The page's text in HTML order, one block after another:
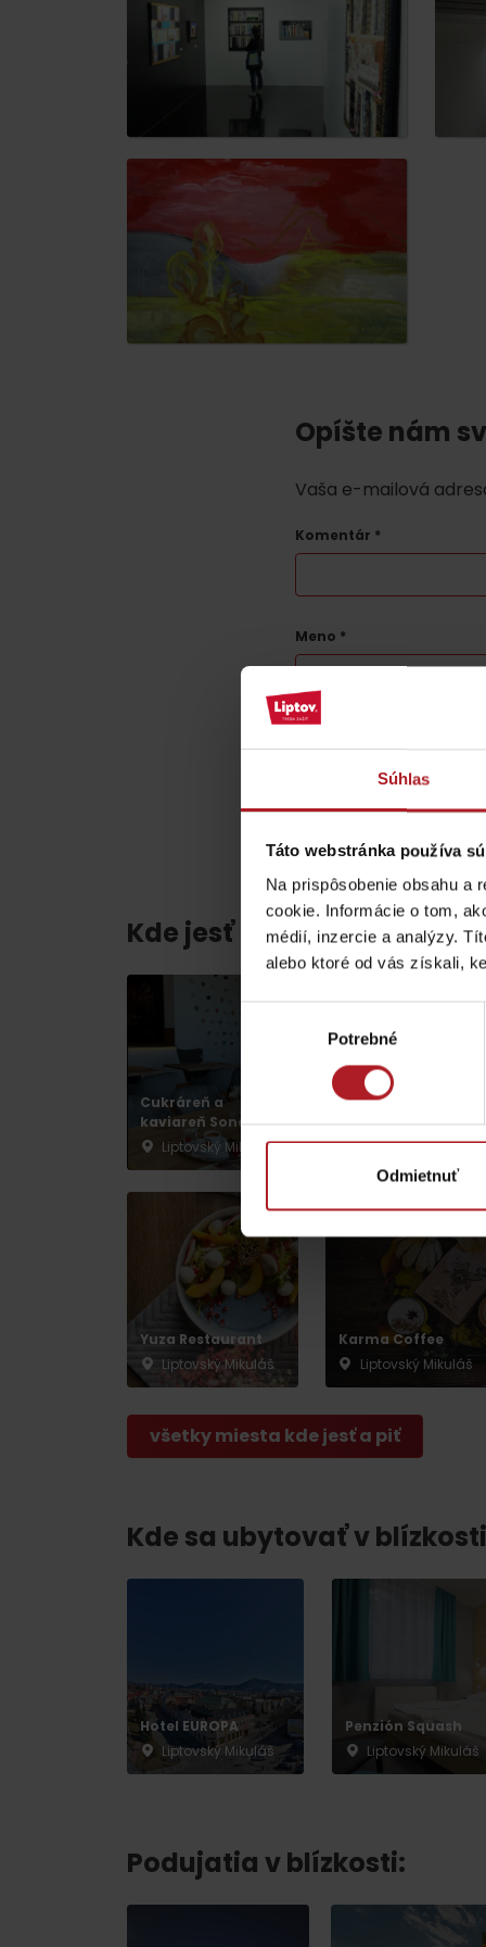
Súhlas
Táto webstránka používa
Na prispôsobenie obsahu a
cookie. Informácie o tom,
médií, inzercie a analýzy.
alebo ktoré od vás získali,
Potrebné
Odmietnuť
Liptov Region Card!
VŠETKY ČLÁNKY
KAMERY
Múzeum liptovskej
Potrebuješ požičať lyže alebo bicykel?
Požičovne
Servisy
Nemáš auto a potrebuješ zviesť?
Vlaková
Letecká
podľa veku detí
ZOZNAM ATRAKCII PRE DETI
ZOZNAM PRODUKTOV LIPTOVA
Chaty a útulne
VIAC O NEPOZNANÝCH MIESTACH
Opíšte nám
Vaša e-mailová
Komentár *
Meno *
Táto stránka je chránená
Kde jesť a piť v blízkosti:
Cukráreň a
kaviareň Sonata
Liptovský Mikuláš
Ligero Gurman
Point Cigar Lounge
Liptovský Mikuláš
Yuza Restaurant
Liptovský Mikuláš
Karma Coffee
Liptovský Mikuláš
všetky miesta kde jesť a piť
Kde sa ubytovať v
Hotel EUROPA
Liptovský Mikuláš
Penzión Squash
Liptovský Mikuláš
Podujatia v blízkosti: